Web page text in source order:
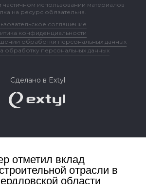
использовании материалов
на ресурс обязательна.
соглашение
конфиденциальности
обработки персональных данных
обработку персональных данных
Сделано в Extyl
отметил вклад
отрасли в
области